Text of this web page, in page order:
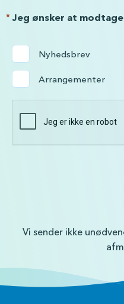
Jeg ønsker at
*
Nyhedsbrev
Arrangementer
Vi sender ikke